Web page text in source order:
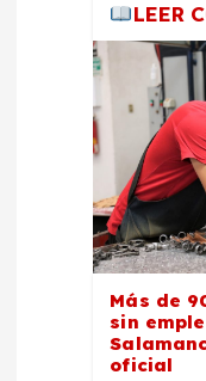
LEER
Más de
sin
oficial